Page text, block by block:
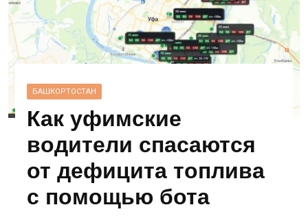
БАШКОРТОСТАН
Как уфимские
водители спасаются
от дефицита топлива
с помощью бота